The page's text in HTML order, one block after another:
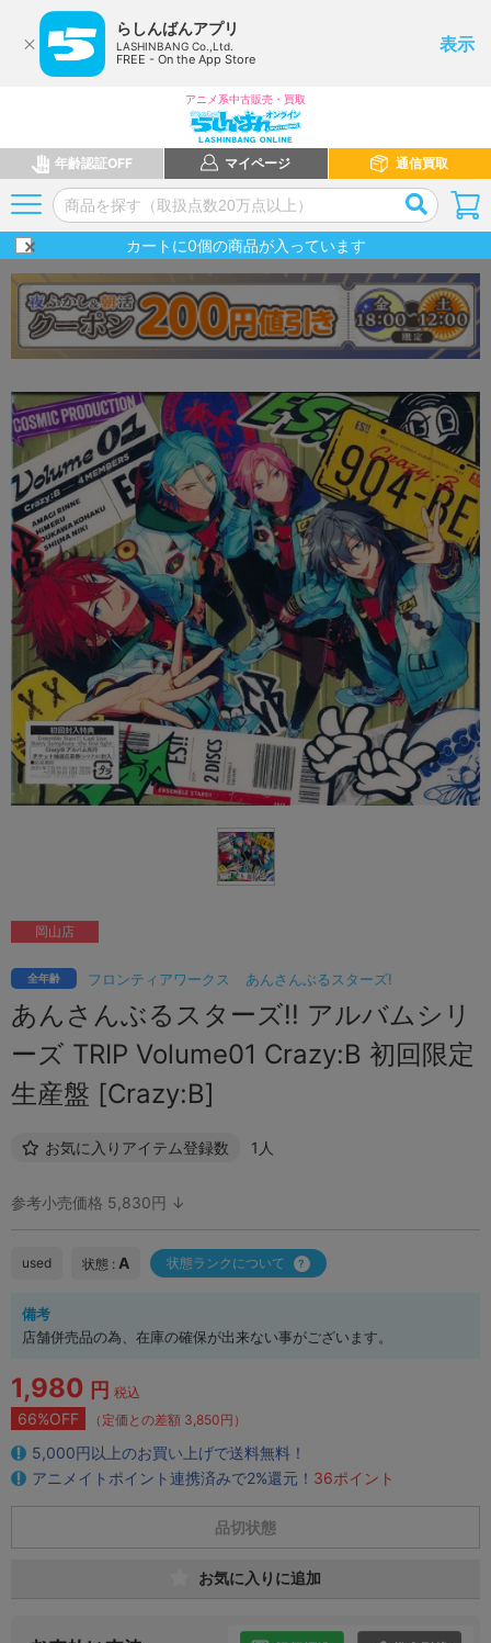
らしんばんアプリ
LASHINBANG Co.,Ltd.
FREE - On the App Store
表示
アニメ系中古販売・買取
年齢認証OFF マイページ 通信買取
カートに0個の商品が入っています
フロンティアワークス あんさんぶるスターズ!
全年齢
あんさんぶるスターズ!! アルバムシリ
ーズ TRIP Volume01 Crazy:B 初回限定
生産盤 [Crazy:B]
お気に入りアイテム登録数 1人
岡山店
参考小売価格 5,830円 ↓
used 状態 : A 状態ランクについて
備考
店舗併売品の為、在庫の確保が出来ない事がございます。
1,980 円 税込
66%OFF （定価との差額 3,850円）
5,000円以上のお買い上げで送料無料！
アニメイトポイント連携済みで2%還元！ 36ポイント
品切状態
お気に入りに追加